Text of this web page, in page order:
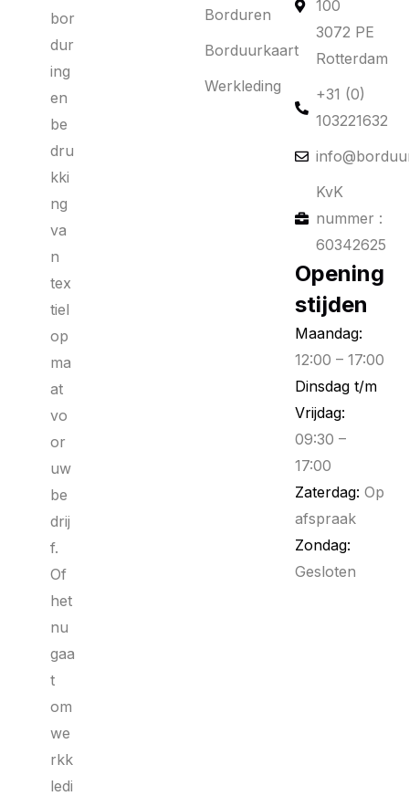
bor
dur
ing
en
be
dru
kki
ng
va
n
tex
tiel
op
ma
at
vo
or
uw
be
drij
f.
Of
het
nu
gaa
t
om
we
rkk
ledi
Borduren
Borduurkaart
Werkleding
100
3072 PE
Rotterdam
+31 (0)
103221632
KvK
nummer :
60342625
Opening
stijden
Maandag:
12:00 – 17:00
Dinsdag t/m
Vrijdag:
09:30 –
17:00
Zaterdag: Op
afspraak
Zondag:
Gesloten